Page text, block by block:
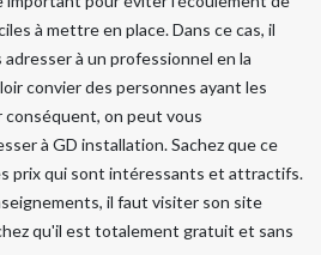
à mettre en place. Dans ce cas, il
à un professionnel en la
convier des personnes ayant les
conséquent, on peut vous
à GD installation. Sachez que ce
prix qui sont intéressants et attractifs.
il faut visiter son site
qu'il est totalement gratuit et sans